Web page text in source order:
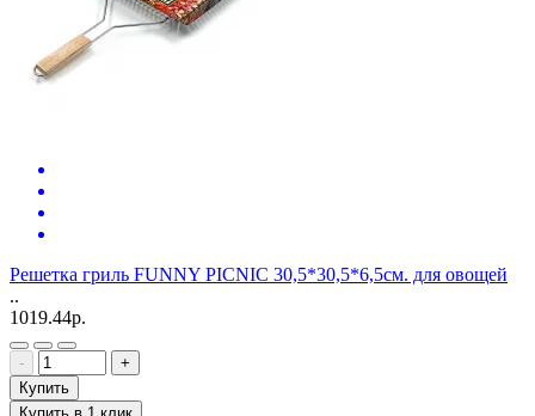
Решетка гриль FUNNY PICNIC 30,5*30,5*6,5см. для овощей
..
1019.44р.
-
+
Купить